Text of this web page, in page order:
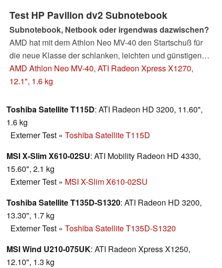
Test HP Pavilion dv2 Subnotebook
Subnotebook, Netbook oder irgendwas dazwischen?
AMD hat mit dem Athlon Neo MV-40 den Startschuß für
die neue Klasse der schlanken, leichten und günstigen
Subnotebooks abgegeben. Als erster Vertreter ist nun das
HP Pavilion dv2 mit dem auf der AMD Yukon Plattform
einer neuen Klasse die Erwartungen erfüllen...?
AMD Athlon Neo MV-40, ATI Radeon Xpress X1270,
12.1", 1.6 kg
Toshiba Satellite T115D: ATI Radeon HD 3200, 11.60",
1.6 kg
Externer Test » Toshiba Satellite T115D
MSI X-Slim X610-02SU: ATI Mobility Radeon HD 4330,
15.60", 2.1 kg
Externer Test » MSI X-Slim X610-02SU
Toshiba Satellite T135D-S1320: ATI Radeon HD 3200,
13.30", 1.7 kg
Externer Test » Toshiba Satellite T135D-S1320
MSI Wind U210-075UK: ATI Radeon Xpress X1250,
12.10", 1.3 kg